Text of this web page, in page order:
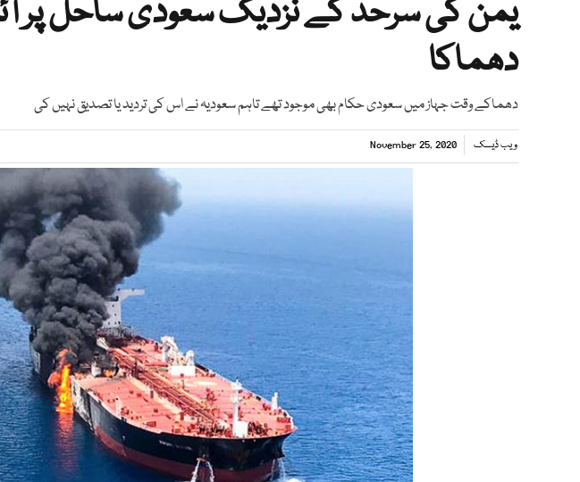
یمن کی سرحد کے نزدیک سعودی ساحل پر آئل
دھماکا
دھماکے وقت جہاز میں سعودی حکام بھی موجود تھے تاہم سعودیہ نے اس کی تردید یا تصدیق نہیں کی
ویب ڈیسک November 25, 2020